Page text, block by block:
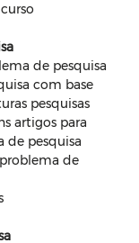
de pesquisa
com base
pesquisas
artigos para
de pesquisa
de